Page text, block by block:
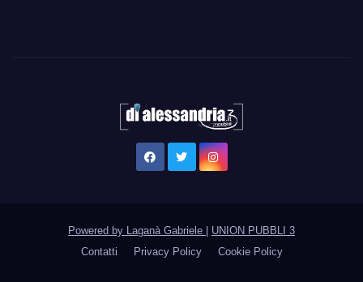
Powered by Laganà Gabriele
UNION PUBBLI 3
Contatti
Privacy Policy Cookie Policy